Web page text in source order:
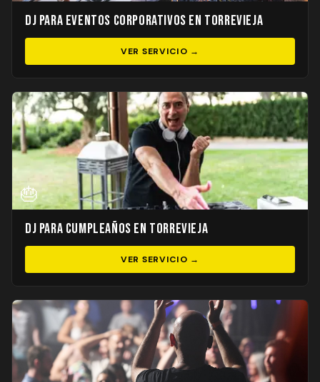
DJ para Eventos Corporativos en Torrevieja
VER SERVICIO →
🎂
DJ para Cumpleaños en Torrevieja
VER SERVICIO →